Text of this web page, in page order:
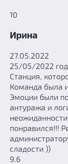
10
Ирина
27.05.2022
25/05/2022
Станция,
Команда была
Эмоции были
антуража и
неожиданности
понравился!!!
сладости ))
9.6